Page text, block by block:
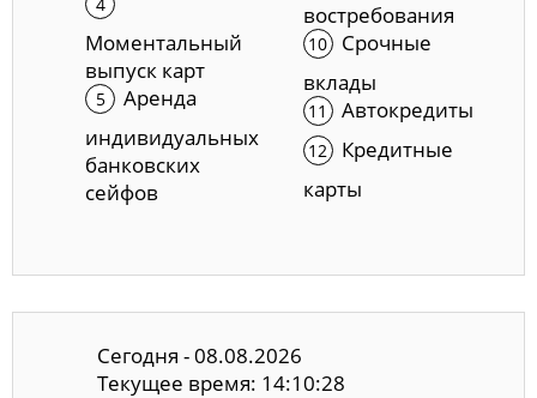
Моментальный
выпуск карт
Аренда
индивидуальных
банковских
сейфов
востребования
Срочные
вклады
Автокредиты
Кредитные
карты
Сегодня - 08.08.2026
Текущее время: 14:10:29